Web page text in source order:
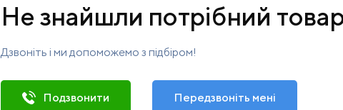
Не знайшли потрібний
Дзвоніть і ми допоможемо з підбіром!
Подзвонити Передзвоніть мені